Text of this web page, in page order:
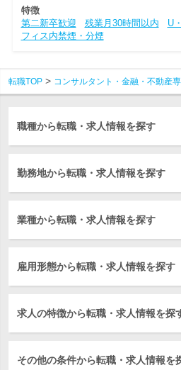
特徴
第二新卒歓迎
残業月30時間以内 U
フィス内禁煙・分煙
転職TOP コンサルタント・金融・不動産
職種から転職・求人情報を探す
勤務地から転職・求人情報を探す
業種から転職・求人情報を探す
雇用形態から転職・求人情報を探す
求人の特徴から転職・求人情報を探
その他の条件から転職・求人情報を